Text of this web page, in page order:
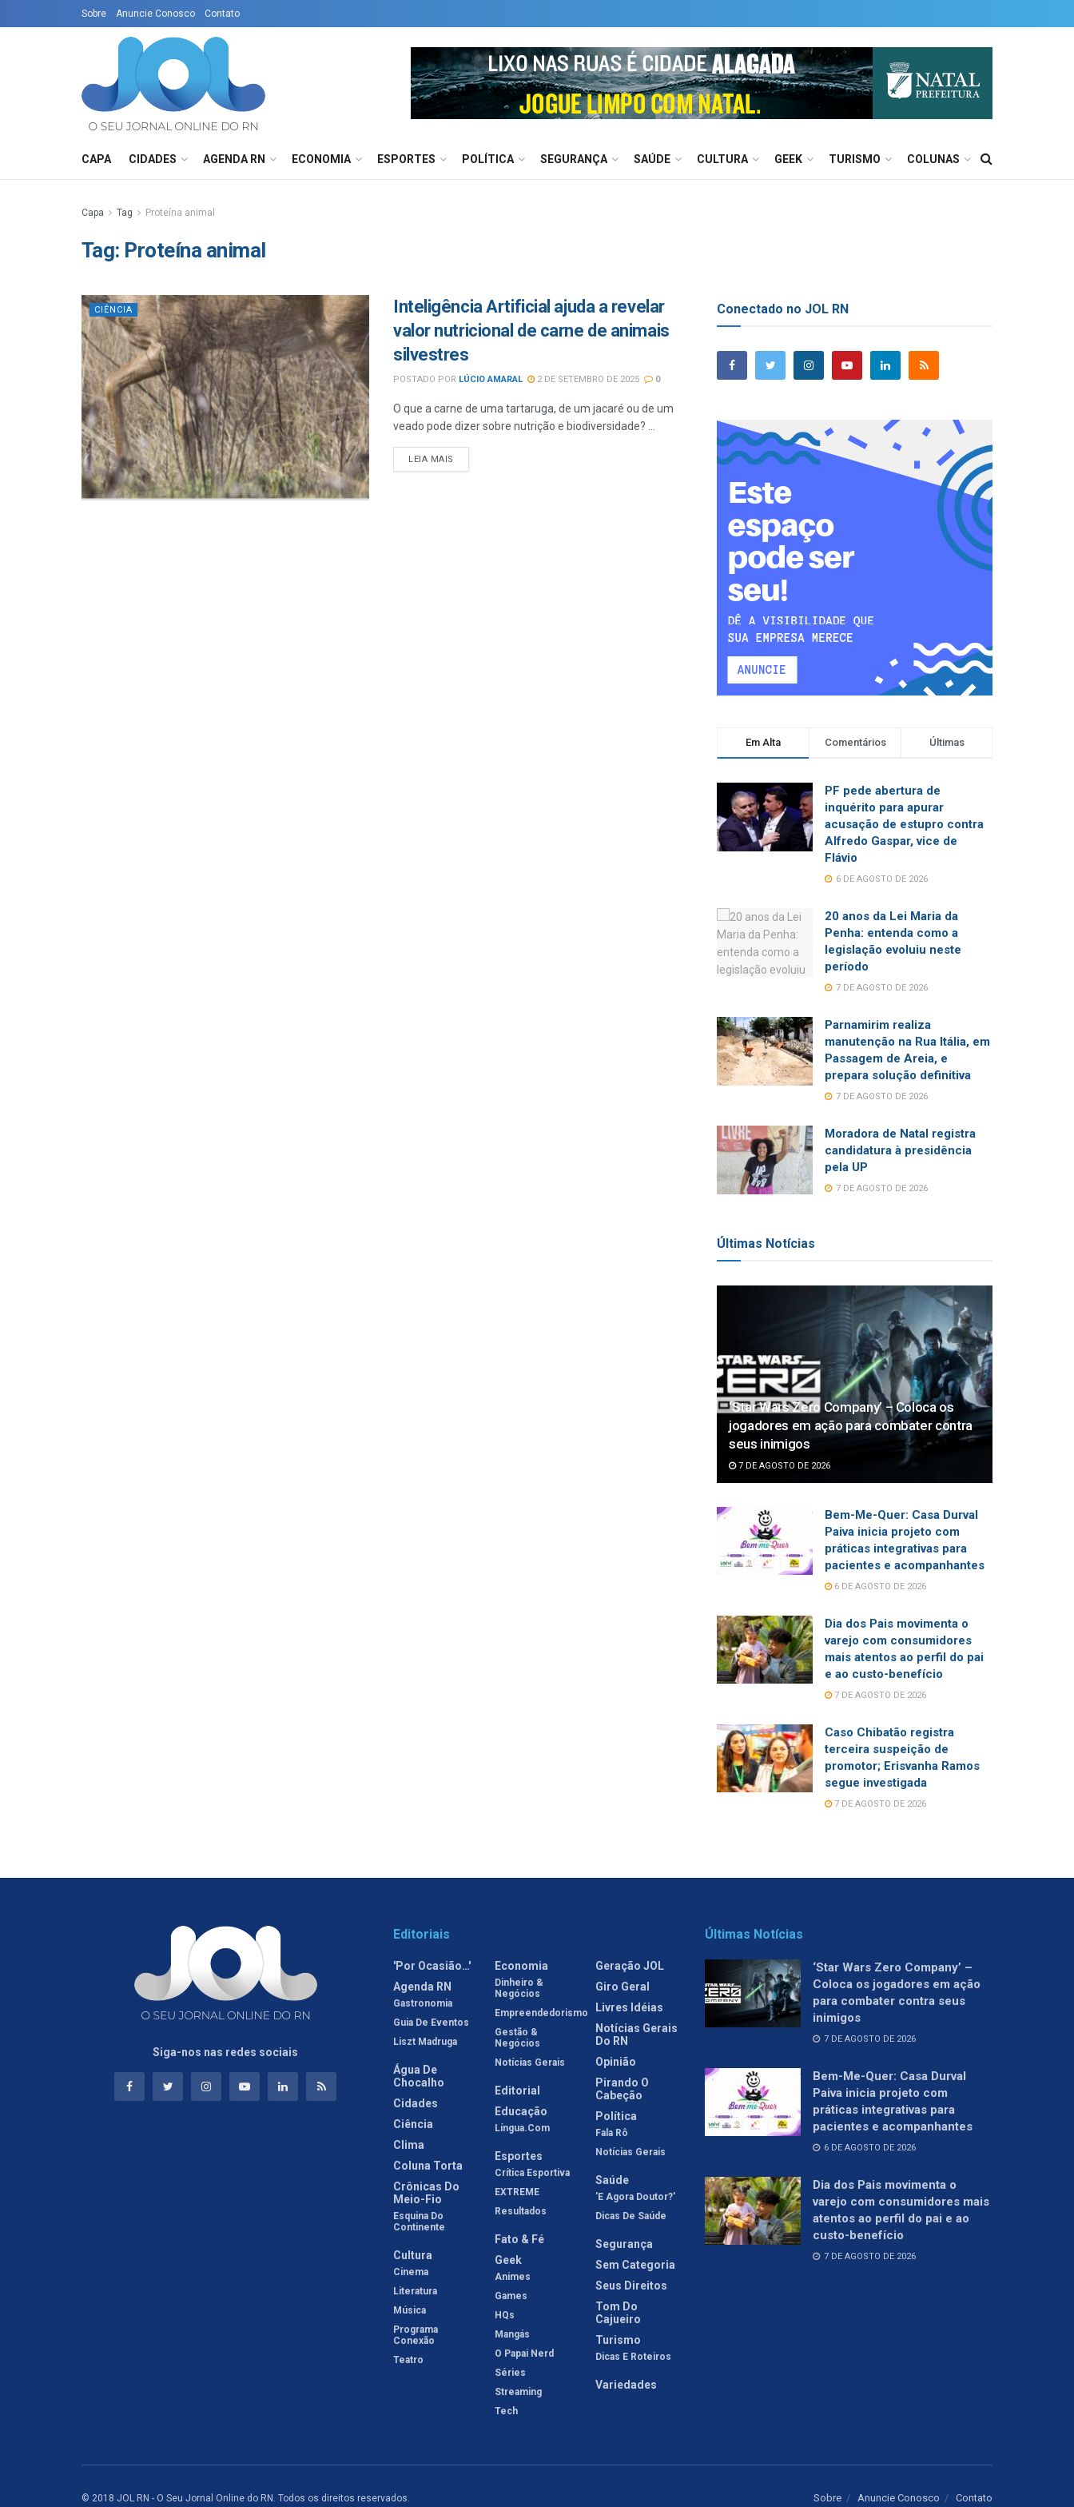
Sobre Anuncie Conosco Contato
CAPA CIDADES AGENDA RN ECONOMIA ESPORTES POLÍTICA SEGURANÇA SAÚDE CULTURA GEEK TURISMO COLUNAS
Capa Tag Proteína animal
Tag: Proteína animal
CIÊNCIA
Inteligência Artificial ajuda a revelar
valor nutricional de carne de animais
silvestres
POSTADO POR LÚCIO AMARAL 2 DE SETEMBRO DE 2025 0
O que a carne de uma tartaruga, de um jacaré ou de um
veado pode dizer sobre nutrição e biodiversidade? ...
LEIA MAIS
Conectado no JOL RN
Em Alta Comentários Últimas
PF pede abertura de
inquérito para apurar
acusação de estupro contra
Alfredo Gaspar, vice de
Flávio
6 DE AGOSTO DE 2026
20 anos da Lei Maria da
Penha: entenda como a
legislação evoluiu neste
período
7 DE AGOSTO DE 2026
Parnamirim realiza
manutenção na Rua Itália, em
Passagem de Areia, e
prepara solução definitiva
7 DE AGOSTO DE 2026
Moradora de Natal registra
candidatura à presidência
pela UP
7 DE AGOSTO DE 2026
Últimas Notícias
‘Star Wars Zero Company’ – Coloca os
jogadores em ação para combater contra
seus inimigos
7 DE AGOSTO DE 2026
Bem-Me-Quer: Casa Durval
Paiva inicia projeto com
práticas integrativas para
pacientes e acompanhantes
6 DE AGOSTO DE 2026
Dia dos Pais movimenta o
varejo com consumidores
mais atentos ao perfil do pai
e ao custo-benefício
7 DE AGOSTO DE 2026
Caso Chibatão registra
terceira suspeição de
promotor; Erisvanha Ramos
segue investigada
7 DE AGOSTO DE 2026
Siga-nos nas redes sociais
Editoriais
'Por Ocasião…'
Agenda RN
Gastronomia
Guia De Eventos
Liszt Madruga
Água De
Chocalho
Cidades
Ciência
Clima
Coluna Torta
Crônicas Do
Meio-Fio
Esquina Do
Continente
Cultura
Cinema
Literatura
Música
Programa
Conexão
Teatro
Economia
Dinheiro &
Negócios
Empreendedorismo
Gestão &
Negócios
Notícias Gerais
Editorial
Educação
Língua.com
Esportes
Crítica Esportiva
EXTREME
Resultados
Fato & Fé
Geek
Animes
Games
HQs
Mangás
O Papai Nerd
Séries
Streaming
Tech
Geração JOL
Giro Geral
Livres Idéias
Notícias Gerais
Do RN
Opinião
Pirando O
Cabeção
Política
Fala Rô
Notícias Gerais
Saúde
'E Agora Doutor?'
Dicas De Saúde
Segurança
Sem Categoria
Seus Direitos
Tom Do
Cajueiro
Turismo
Dicas E Roteiros
Variedades
Últimas Notícias
‘Star Wars Zero Company’ –
Coloca os jogadores em ação
para combater contra seus
inimigos
7 DE AGOSTO DE 2026
Bem-Me-Quer: Casa Durval
Paiva inicia projeto com
práticas integrativas para
pacientes e acompanhantes
6 DE AGOSTO DE 2026
Dia dos Pais movimenta o
varejo com consumidores mais
atentos ao perfil do pai e ao
custo-benefício
7 DE AGOSTO DE 2026
Sobre Anuncie Conosco Contato
© 2018 JOL RN - O Seu Jornal Online do RN. Todos os direitos reservados.